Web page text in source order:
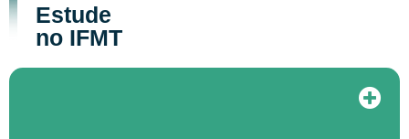
Estude
no IFMT